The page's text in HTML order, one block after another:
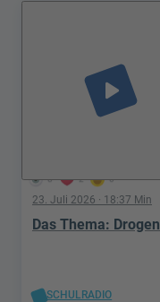
8 2 0
play_arrow
23. Juli 2026 · 18:37 Min
Das Thema: Drogen
SCHULRADIO